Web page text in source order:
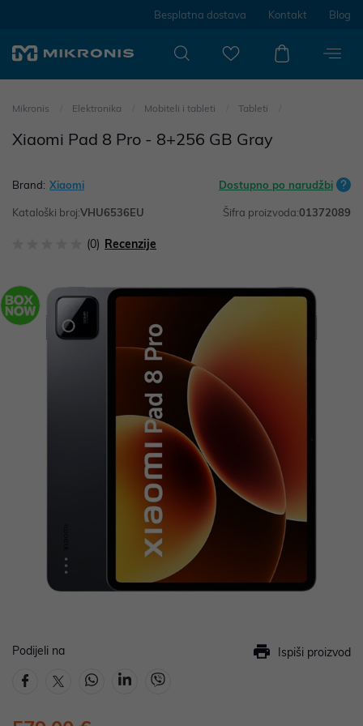
Besplatna dostava Kontakt Blog
Mikronis Elektronika Mobiteli i tableti Tableti
Xiaomi Pad 8 Pro - 8+256 GB Gray
Brand: Xiaomi Dostupno po narudžbi
Kataloški broj:VHU6536EU Šifra proizvoda:01372089
(0) Recenzije
Podijeli na Ispiši proizvod